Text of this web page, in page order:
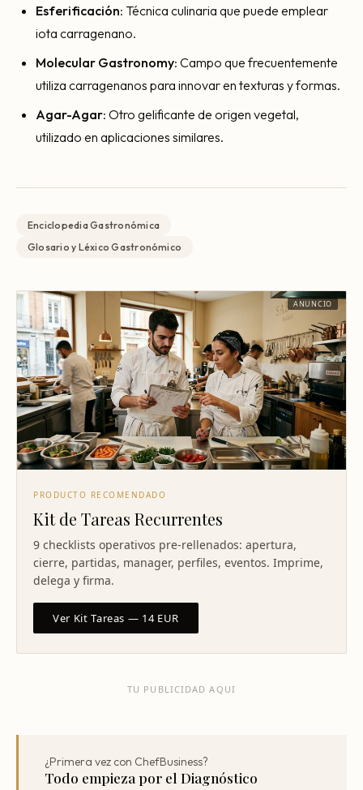
Esferificación: Técnica culinaria que puede emplear
iota carragenano.
Molecular Gastronomy: Campo que frecuentemente
utiliza carragenanos para innovar en texturas y formas.
Agar-Agar: Otro gelificante de origen vegetal,
utilizado en aplicaciones similares.
Enciclopedia Gastronómica
Glosario y Léxico Gastronómico
ANUNCIO
PRODUCTO RECOMENDADO
Kit de Tareas Recurrentes
9 checklists operativos pre-rellenados: apertura,
cierre, partidas, manager, perfiles, eventos. Imprime,
delega y firma.
Ver Kit Tareas — 14 EUR
TU PUBLICIDAD AQUI
¿Primera vez con ChefBusiness?
Todo empieza por el Diagnóstico